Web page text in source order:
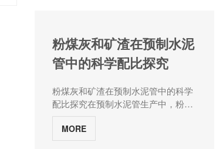
比例确保原材料的正确搭配，并注意
清水的控制。 2.模具必须制作平
整，以保证混凝土管道表面光滑、无
凝土未完全固化之前，模具不能拆
除。在固化期间应保持适宜的温度和
湿度，避免混凝土过早干燥。 4.
检测混凝土管道的质量时，应使用专
用的测试设备进行测试，确保符合相
制、生物防控、材料革新四大技术路
径，为管网运维提供全周期解决方
案。一、结垢形成的动力学机制成垢
离子吸附理论钙、镁离子在混凝土孔
隙中的迁移遵循"扩散-吸附-结晶"三阶
段模型：扩散阶段：离子浓度梯度驱
动下，Ca²⁺/Mg²⁺渗透深度可达5-
8mm；吸附阶段：水泥水化产物C-S-
H凝胶对离子吸附能达50kJ/mol；结
粉煤灰和矿渣在预制水泥
管中的科学配比探究
粉煤灰和矿渣在预制水泥管中的科学
配比探究在预制水泥管生产中，粉煤
灰与矿渣作为活性矿物掺合料，其配
比设计直接影响管材性能与经济性。
水泥管厂家河南张大水泥制品从材料
MORE